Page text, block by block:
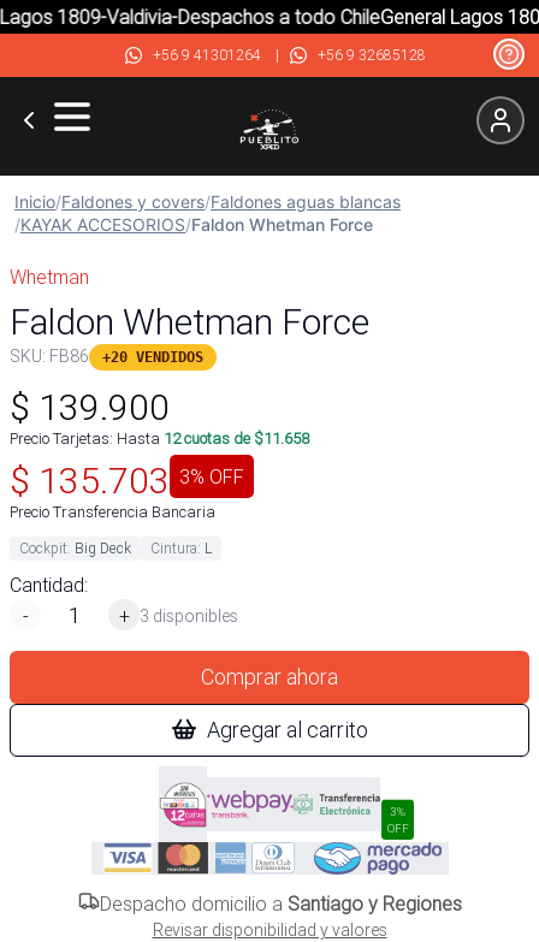
1809-Valdivia-Despachos a todo ChileGeneral Lagos
+56 9 41301264| +56 9 32685128
Inicio/Faldones y covers/Faldones aguas blancas
/KAYAK ACCESORIOS/Faldon Whetman Force
Whetman
Faldon Whetman Force
SKU: FB86 +20 VENDIDOS
$ 139.900
Precio Tarjetas: Hasta 12cuotas de $11.658
$ 135.703 3% OFF
Precio Transferencia Bancaria
Cockpit: Big Deck Cintura: L
Cantidad:
-
+ 3 disponibles
Comprar ahora
Agregar al carrito
3%
OFF
Despacho domicilio a Santiago y Regiones
Revisar disponibilidad y valores